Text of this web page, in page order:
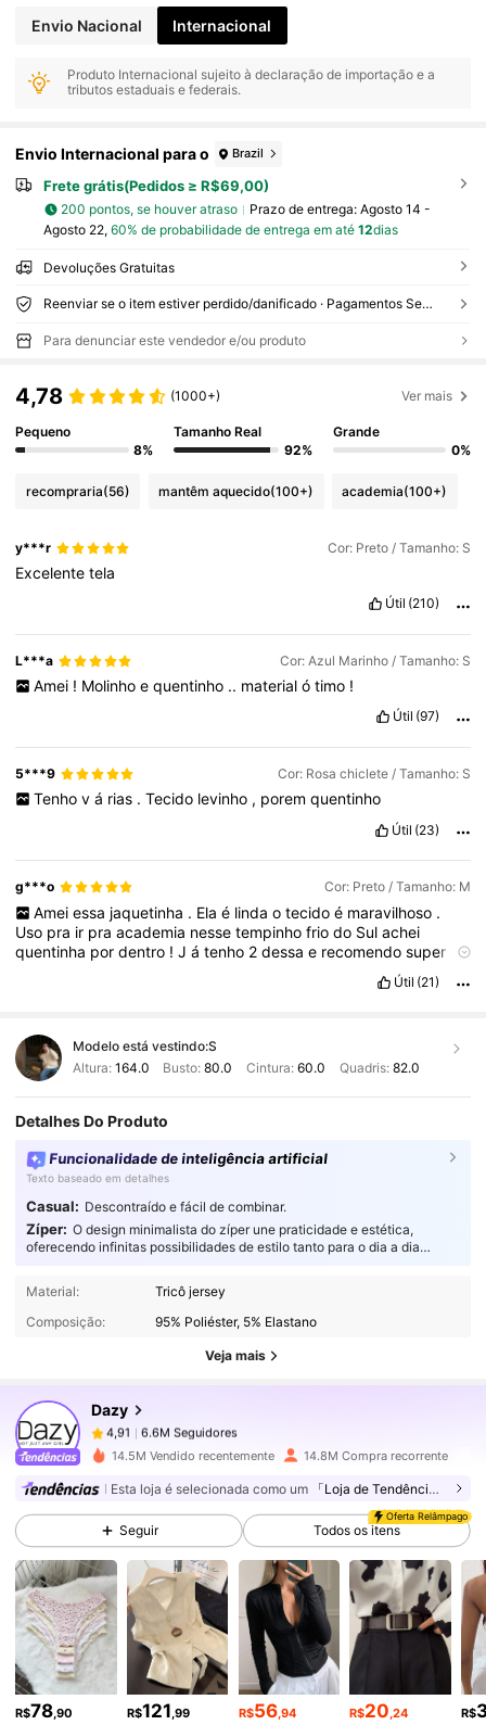
Envio Nacional Internacional
Produto Internacional sujeito à declaração de importação e a
tributos estaduais e federais.
Envio Internacional para o Brazil
Frete grátis(Pedidos ≥ R$69,00)
200 pontos, se houver atraso Prazo de entrega: Agosto 14 -
Agosto 22, 60% de probabilidade de entrega em até 12dias
Devoluções Gratuitas
Reenviar se o item estiver perdido/danificado · Pagamentos Seguros · Proteção de privacidade
Para denunciar este vendedor e/ou produto
4,78 (1000+) Ver mais
Pequeno
8%
Tamanho Real
92%
Grande
0%
recompraria(56) mantêm aquecido(100+) academia(100+)
y***r Cor: Preto / Tamanho: S
Excelentetela
Útil (210)
L***a Cor: Azul Marinho / Tamanho: S
Amei ! Molinho e quentinho .. material ó timo !
Útil (97)
5***9 Cor: Rosa chiclete / Tamanho: S
Tenho v á rias . Tecido levinho , porem quentinho
Útil (23)
g***o Cor: Preto / Tamanho: M
Amei essa jaquetinha . Ela é linda o tecido é maravilhoso .
Uso pra ir praacademia nessetempinhofriodo Sulachei
quentinha pordentro !Játenho 2dessae recomendosuper
tamanho
Útil (21)
Modelo está vestindo:S
Altura: 164.0 Busto:80.0 Cintura: 60.0 Quadris: 82.0
Detalhes Do Produto
Funcionalidade de inteligência artificial
Texto baseado em detalhes
Casual: Descontraído e fácil de combinar.
Zíper: O design minimalista do zíper une praticidade e estética,
oferecendo infinitas possibilidades de estilo tanto para o dia a dia
Material:
Tricô jersey
Composição:
95% Poliéster, 5% Elastano
Veja mais
Dazy
6.6M Seguidores
6.6M Seguidores
4,91 6.6M Seguidores
4,91 6.6M Seguidores
6.6M Seguidores
14.5M Vendido recentemente 14.8M Compra recorrente
Esta loja é selecionada como um 「Loja de Tendências」
Seguir
Oferta Relâmpago
Todos os itens
R$78,90 R$121,99 R$56,94 R$20,24 R$